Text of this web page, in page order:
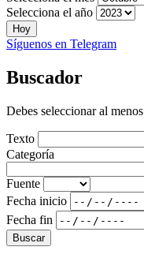
Selecciona el año
Hoy
Síguenos en Telegram
Buscador
Debes seleccionar al
Texto
Categoría
Fuente
Fecha inicio
Fecha fin